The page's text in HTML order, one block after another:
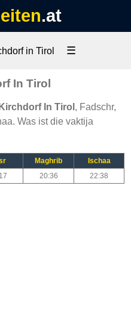
.at
in Tirol ☰
In Tirol
In Tirol , Fadschr,
Was ist die vaktija
Maghrib
Ischaa
20:36 22:38